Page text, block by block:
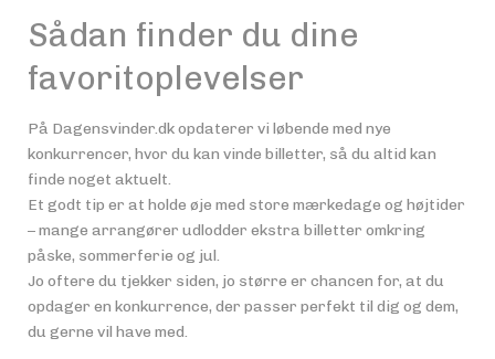
Sådan finder du dine
favoritoplevelser
På Dagensvinder.dk opdaterer vi løbende med nye
konkurrencer, hvor du kan vinde billetter, så du altid kan
finde noget aktuelt.
Et godt tip er at holde øje med store mærkedage og højtider
– mange arrangører udlodder ekstra billetter omkring
påske, sommerferie og jul.
Jo oftere du tjekker siden, jo større er chancen for, at du
opdager en konkurrence, der passer perfekt til dig og dem,
du gerne vil have med.